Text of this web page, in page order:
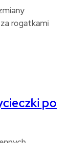
rogatkami
po